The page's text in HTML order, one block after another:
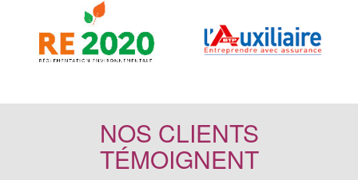
NOS CLIENTS
TÉMOIGNENT